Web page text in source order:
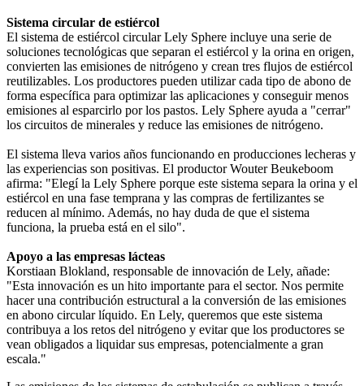
Sistema circular de estiércol
El sistema de estiércol circular Lely Sphere incluye una serie de
soluciones tecnológicas que separan el estiércol y la orina en origen,
convierten las emisiones de nitrógeno y crean tres flujos de estiércol
reutilizables. Los productores pueden utilizar cada tipo de abono de
forma específica para optimizar las aplicaciones y conseguir menos
emisiones al esparcirlo por los pastos. Lely Sphere ayuda a "cerrar"
los circuitos de minerales y reduce las emisiones de nitrógeno.
El sistema lleva varios años funcionando en producciones lecheras y
las experiencias son positivas. El productor Wouter Beukeboom
afirma: "Elegí la Lely Sphere porque este sistema separa la orina y el
estiércol en una fase temprana y las compras de fertilizantes se
reducen al mínimo. Además, no hay duda de que el sistema
funciona, la prueba está en el silo".
Apoyo a las empresas lácteas
Korstiaan Blokland, responsable de innovación de Lely, añade:
"Esta innovación es un hito importante para el sector. Nos permite
hacer una contribución estructural a la conversión de las emisiones
en abono circular líquido. En Lely, queremos que este sistema
contribuya a los retos del nitrógeno y evitar que los productores se
vean obligados a liquidar sus empresas, potencialmente a gran
escala."